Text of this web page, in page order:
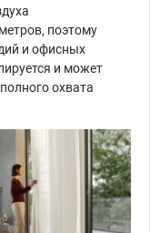
поэтому
и офисных
и может
охвата